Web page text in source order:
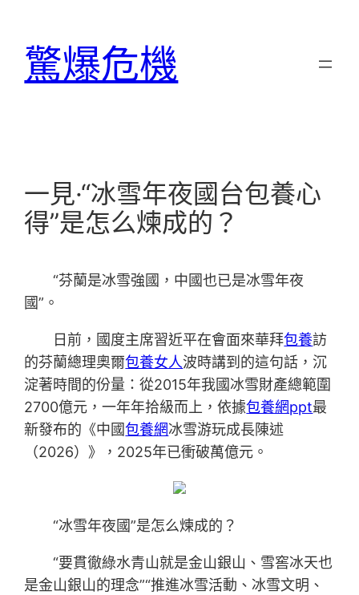
驚爆危機
一見·“冰雪年夜國台包養心
得”是怎么煉成的？
“芬蘭是冰雪強國，中國也已是冰雪年夜
國”。
日前，國度主席習近平在會面來華拜包養訪
的芬蘭總理奧爾包養女人波時講到的這句話，沉
淀著時間的份量：從2015年我國冰雪財產總範圍
2700億元，一年年拾級而上，依據包養網ppt最
新發布的《中國包養網冰雪游玩成長陳述
（2026）》，2025年已衝破萬億元。
“冰雪年夜國”是怎么煉成的？
“要貫徹綠水青山就是金山銀山、雪窖冰天也
是金山銀山的理念”“推進冰雪活動、冰雪文明、